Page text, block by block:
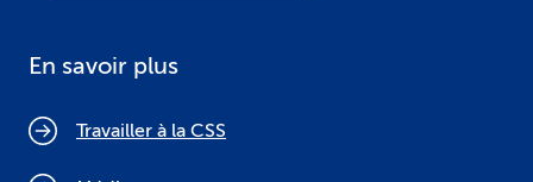
En savoir plus
Travailler à la CSS